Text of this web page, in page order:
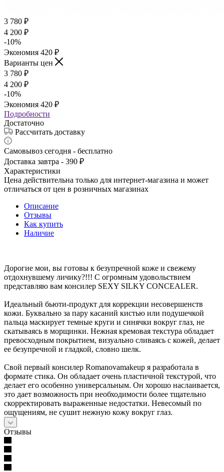
3 780 ₽
4 200 ₽
-10%
Экономия 420 ₽
Варианты цен
3 780 ₽
4 200 ₽
-10%
Экономия 420 ₽
Подробности
Достаточно
Рассчитать доставку
Самовывоз сегодня - бесплатно
Доставка завтра - 390 ₽
Характеристики
Цена действительна только для интернет-магазина и может
отличаться от цен в розничных магазинах
Описание
Отзывы
Как купить
Наличие
Дорогие мои, вы готовы к безупречной коже и свежему
отдохнувшему личику?!!! С огромным удовольствием
представляю вам консилер SEXY SILKY CONCEALER.
Идеальный бьюти-продукт для коррекции несовершенств
кожи. Буквально за пару касаний кистью или подушечкой
пальца маскирует темные круги и синячки вокруг глаз, не
скатываясь в морщинки. Нежная кремовая текстура обладает
превосходным покрытием, визуально сливаясь с кожей, делает
ее безупречной и гладкой, словно шелк.
Свой первый консилер Romanovamakeup я разработала в
формате стика. Он обладает очень пластичной текстурой, что
делает его особенно универсальным. Он хорошо наслаивается,
это дает возможность при необходимости более тщательно
скорректировать выраженные недостатки. Невесомый по
ощущениям, не сушит нежную кожу вокруг глаз.
Отзывы